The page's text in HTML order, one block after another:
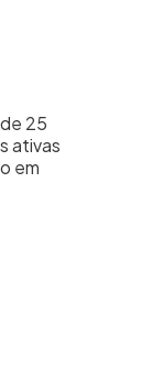
25
ativas
em